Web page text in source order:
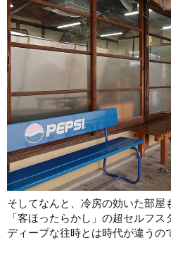
そしてなんと、冷房の効いた部屋
「客ほったらかし」の超セルフス
ディープな往時とは時代が違うの